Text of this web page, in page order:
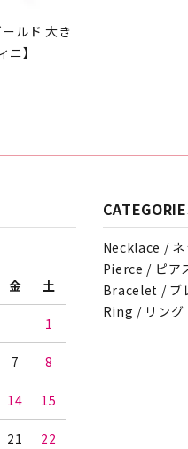
ルド 大き
】
金 土
1
7 8
14 15
21 22
Necklace / ネ
Pierce / ピア
Bracelet / ブ
Ring / リング